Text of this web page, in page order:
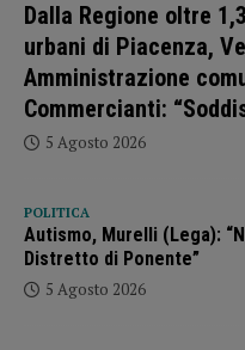
Dalla Regione oltre
urbani di Piacenza,
Amministrazione
Commercianti:
5 Agosto 2026
POLITICA
Autismo, Murelli (Lega):
Distretto di Ponente”
5 Agosto 2026